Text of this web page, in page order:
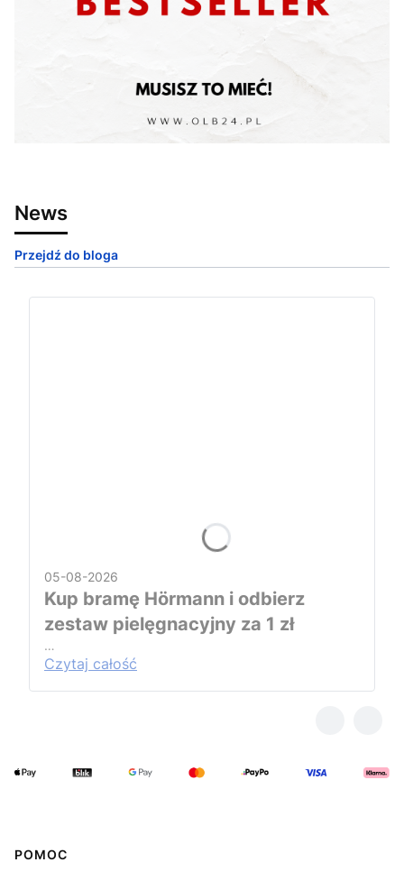
News
Przejdź do bloga
05-08-2026
Kup bramę Hörmann i odbierz
zestaw pielęgnacyjny za 1 zł
…
Czytaj całość
Linki w stopce
POMOC